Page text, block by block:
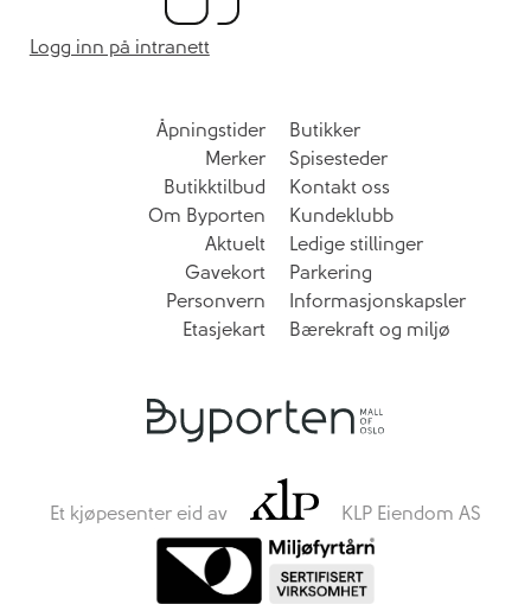
Logg inn på intranett
Et kjøpesenter eid av KLP Eiendom AS
Åpningstider
Butikker
Merker
Spisesteder
Butikktilbud
Kontakt oss
Om Byporten
Kundeklubb
Aktuelt
Ledige stillinger
Gavekort
Parkering
Personvern
Informasjonskapsler
Etasjekart
Bærekraft og miljø